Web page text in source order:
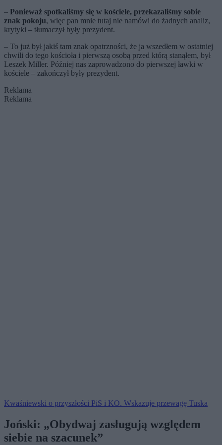
– Ponieważ spotkaliśmy się w kościele, przekazaliśmy sobie
znak pokoju, więc pan mnie tutaj nie namówi do żadnych analiz,
krytyki – tłumaczył były prezydent.
– To już był jakiś tam znak opatrzności, że ja wszedłem w ostatniej
chwili do tego kościoła i pierwszą osobą przed którą stanąłem, był
Leszek Miller. Później nas zaprowadzono do pierwszej ławki w
kościele – zakończył były prezydent.
Reklama
Reklama
Kwaśniewski o przyszłości PiS i KO. Wskazuje przewagę Tuska
Joński: „Obydwaj zasługują względem
siebie na szacunek”